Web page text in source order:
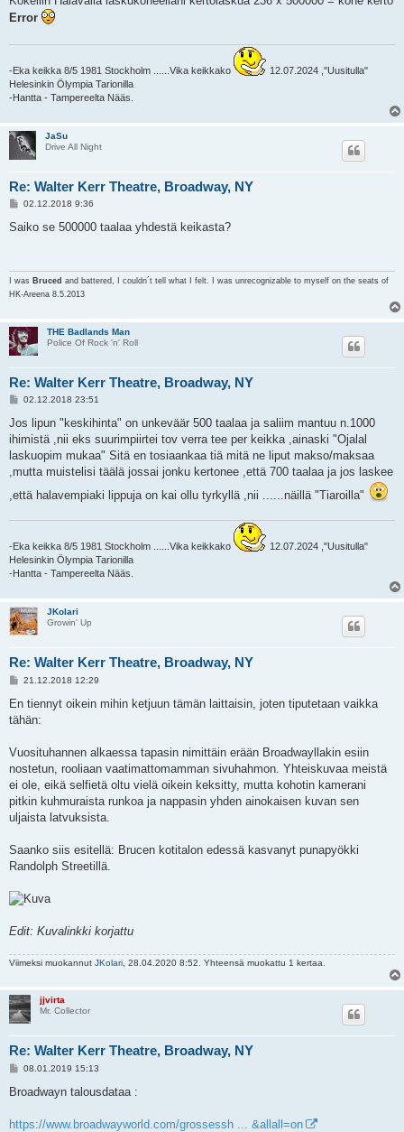
t
Error
-Eka keikka 8/5 1981 Stockholm ......Vika keikkako
12.07.2024 ,"Uusitulla"
Helesinkin Ölympia Tarionilla
-Hantta - Tampereelta Nääs.
JaSu
Drive All Night
Re: Walter Kerr Theatre, Broadway, NY
V
e
02.12.2018 9:36
Saiko se 500000 taalaa yhdestä keikasta?
I was Bruced and battered, I couldn´t tell what I felt. I was unrecognizable to myself on the seats of
HK-Areena 8.5.2013
THE Badlands Man
Police Of Rock 'n' Roll
Re: Walter Kerr Theatre, Broadway, NY
V
e
t
i
02.12.2018 23:51
Jos lipun "keskihinta" on unkeväär 500 taalaa ja saliim mantuu n.1000
ihimistä ,nii eks suurimpiirtei tov verra tee per keikka ,ainaski "Ojalal
laskuopim mukaa" Sitä en tosiaankaa tiä mitä ne liput makso/maksaa
,mutta muistelisi täälä jossai jonku kertonee ,että 700 taalaa ja jos laskee
,että halavempiaki lippuja on kai ollu tyrkyllä ,nii ......näillä "Tiaroilla"
-Eka keikka 8/5 1981 Stockholm ......Vika keikkako
12.07.2024 ,"Uusitulla"
Helesinkin Ölympia Tarionilla
-Hantta - Tampereelta Nääs.
JKolari
Growin' Up
Re: Walter Kerr Theatre, Broadway, NY
V
e
t
21.12.2018 12:29
En tiennyt oikein mihin ketjuun tämän laittaisin, joten tiputetaan vaikka
tähän:
Vuosituhannen alkaessa tapasin nimittäin erään Broadwayllakin esiin
nostetun, rooliaan vaatimattomamman sivuhahmon. Yhteiskuvaa meistä
ei ole, eikä selfietä oltu vielä oikein keksitty, mutta kohotin kamerani
pitkin kuhmuraista runkoa ja nappasin yhden ainokaisen kuvan sen
uljaista latvuksista.
Saanko siis esitellä: Brucen kotitalon edessä kasvanyt punapyökki
Randolph Streetillä.
Edit: Kuvalinkki korjattu
Viimeksi muokannut JKolari, 28.04.2020 8:52. Yhteensä muokattu 1 kertaa.
jjvirta
Mr. Collector
Re: Walter Kerr Theatre, Broadway, NY
V
e
i
08.01.2019 15:13
Broadwayn talousdataa :
https://www.broadwayworld.com/grossessh ... &allall=on